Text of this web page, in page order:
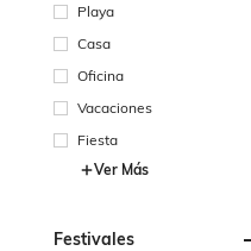
Playa
Casa
Oficina
Vacaciones
Fiesta
Ver Más
Festivales